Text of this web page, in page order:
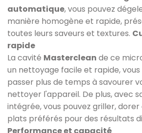
automatique, vous pouvez
manière homogène et rapide,
toutes leurs saveurs et textures.
rapide
La cavité Masterclean de ce
un nettoyage facile et rapide,
passer plus de temps à savourer
nettoyer l'appareil. De plus, avec
intégrée, vous pouvez griller,
plats préférés pour des résultats